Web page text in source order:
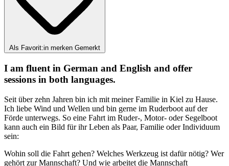
Als Favorit:in merken Gemerkt
I am fluent in German and English and offer
sessions in both languages.
Seit über zehn Jahren bin ich mit meiner Familie in Kiel zu Hause.
Ich liebe Wind und Wellen und bin gerne im Ruderboot auf der
Förde unterwegs. So eine Fahrt im Ruder-, Motor- oder Segelboot
kann auch ein Bild für ihr Leben als Paar, Familie oder Individuum
sein:
Wohin soll die Fahrt gehen? Welches Werkzeug ist dafür nötig? Wer
gehört zur Mannschaft? Und wie arbeitet die Mannschaft